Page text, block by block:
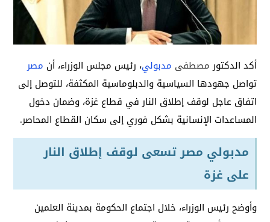
أكد الدكتورمصطفى مدبولي، رئيس مجلس الوزراء، أن مصر
تواصل جهودها السياسية والدبلوماسية المكثفة، للتوصل إلى
اتفاق عاجل لوقف إطلاق النار في قطاع غزة، وضمان دخول
المساعدات الإنسانية بشكل فوري إلى سكان القطاع المحاصر.
مدبولي مصر تسعى لوقف إطلاق النار
على غزة
وأوضح رئيس الوزراء، خلال اجتماع الحكومة بمدينة العلمين